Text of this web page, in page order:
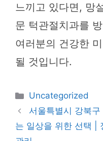
느끼고 있다면, 망
문 턱관절치과를
여러분의 건강한
될 것입니다.
카
테
리
Uncategorized
서울특별시 강북
는 일상을 위한 선택 |